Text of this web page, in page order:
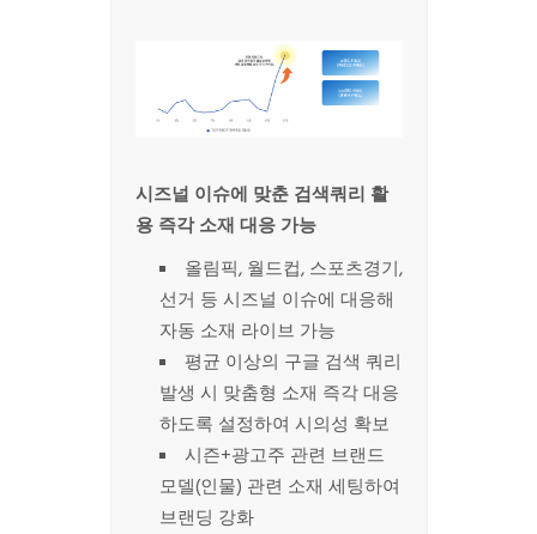
시즈널 이슈에 맞춘 검색쿼리 활
용 즉각 소재 대응 가능
올림픽, 월드컵, 스포츠경기,
선거 등 시즈널 이슈에 대응해
자동 소재 라이브 가능
평균 이상의 구글 검색 쿼리
발생 시 맞춤형 소재 즉각 대응
하도록 설정하여 시의성 확보
시즌+광고주 관련 브랜드
모델(인물) 관련 소재 세팅하여
브랜딩 강화